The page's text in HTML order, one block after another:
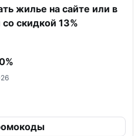
жилье на сайте или в
скидкой 13%